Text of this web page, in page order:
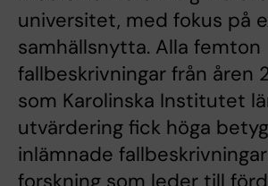
universitet, med fokus på
samhällsnytta. Alla femton
fallbeskrivningar från åren
som Karolinska Institutet
utvärdering fick höga
inlämnade